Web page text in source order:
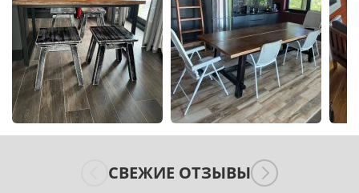
СВЕЖИЕ ОТЗЫВЫ